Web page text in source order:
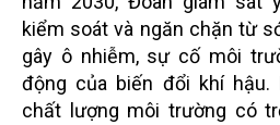
kiểm soát và ngăn chặn từ
gây ô nhiễm, sự cố môi
động của biến đổi khí hậu.
chất lượng môi trường có